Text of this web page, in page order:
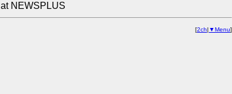
at NEWSPLUS
[2ch| ▼Menu]